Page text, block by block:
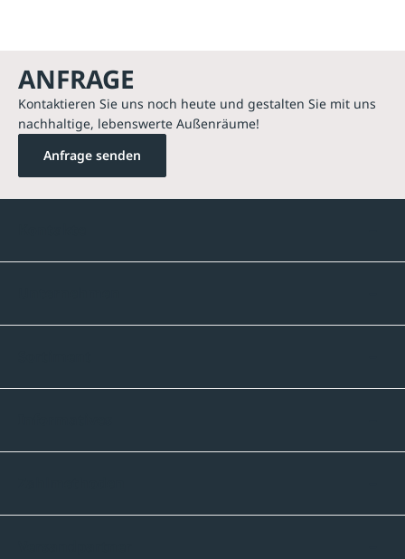
ANFRAGE
Kontaktieren Sie uns noch heute und gestalten Sie mit uns
nachhaltige, lebenswerte Außenräume!
Anfrage senden